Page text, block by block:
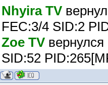
Nhyira TV
FEC:3/4 SID:2
Zoe TV
SID:52